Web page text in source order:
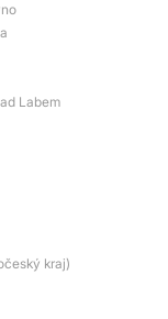
Labem
kraj)